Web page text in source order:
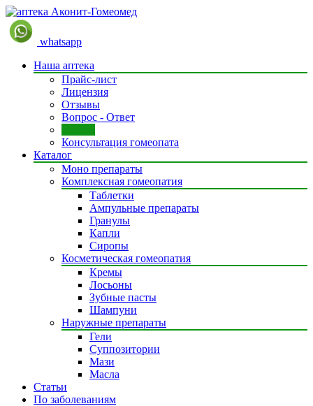
whatsapp
Наша аптека
Прайс-лист
Лицензия
Отзывы
Вопрос - Ответ
Консультация гомеопата
Каталог
Моно препараты
Комплексная гомеопатия
Таблетки
Ампульные препараты
Гранулы
Капли
Сиропы
Косметическая гомеопатия
Кремы
Лосьоны
Зубные пасты
Шампуни
Наружные препараты
Гели
Суппозитории
Мази
Масла
Статьи
По заболеваниям